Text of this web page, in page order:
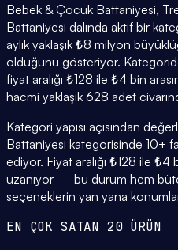
Bebek & Çocuk Battaniyesi,
Battaniyesi dalında aktif bir
aylık yaklaşık ₺8 milyon
olduğunu gösteriyor.
fiyat aralığı ₺128 ile ₺4 bin
hacmi yaklaşık 628 adet
Kategori yapısı açısından
Battaniyesi kategorisinde 10+
ediyor. Fiyat aralığı ₺128 ile
uzanıyor — bu durum hem
seçeneklerin yan yana
EN ÇOK SATAN 20 ÜRÜN